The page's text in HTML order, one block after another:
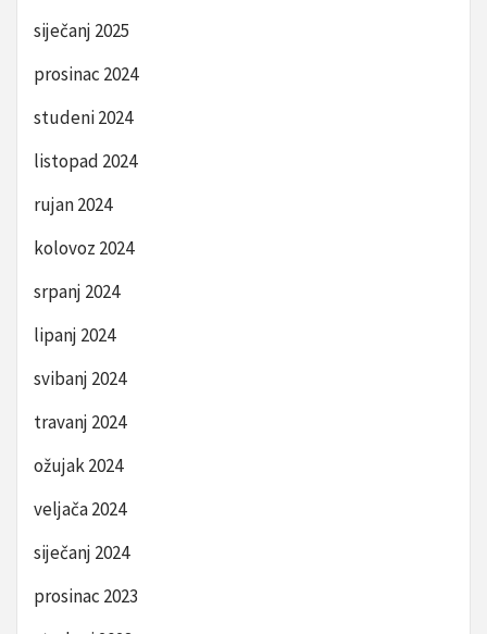
siječanj 2025
prosinac 2024
studeni 2024
listopad 2024
rujan 2024
kolovoz 2024
srpanj 2024
lipanj 2024
svibanj 2024
travanj 2024
ožujak 2024
veljača 2024
siječanj 2024
prosinac 2023